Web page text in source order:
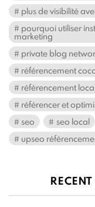
plus de visibilité
pourquoi utiliser
marketing
private blog
référencement
référencement
référencer et
seo
seo local
upseo